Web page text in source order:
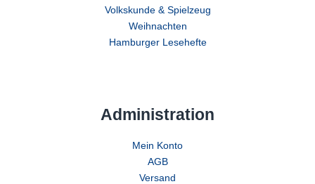
Volkskunde & Spielzeug
Weihnachten
Hamburger Lesehefte
Administration
Mein Konto
AGB
Versand